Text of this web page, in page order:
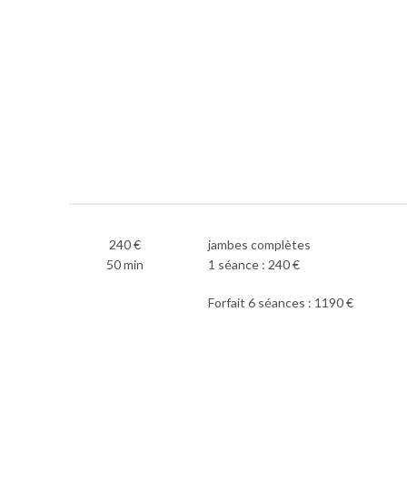
240 €
50 min
jambes complètes
1 séance : 240 €
Forfait 6 séances : 1190 €